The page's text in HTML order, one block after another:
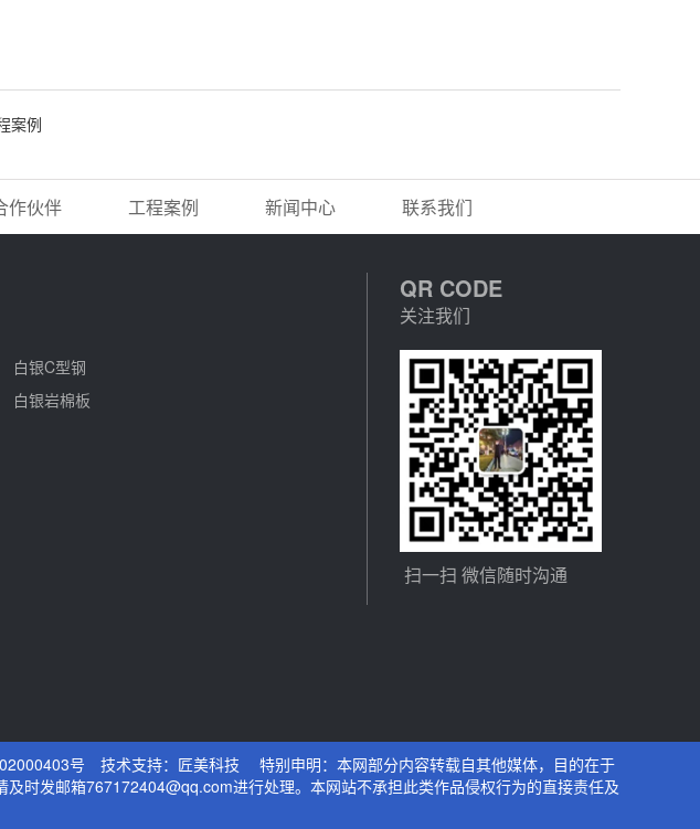
案例
作伙伴 工程案例 新闻中心 联系我们
白银C型钢
白银岩棉板
QR CODE
关注我们
扫一扫 微信随时沟通
号 技术支持： 匠美科技 特别申明：本网部分内容转载自其他媒体，目的在于
时发邮箱767172404@qq.com进行处理。本网站不承担此类作品侵权行为的直接责任及